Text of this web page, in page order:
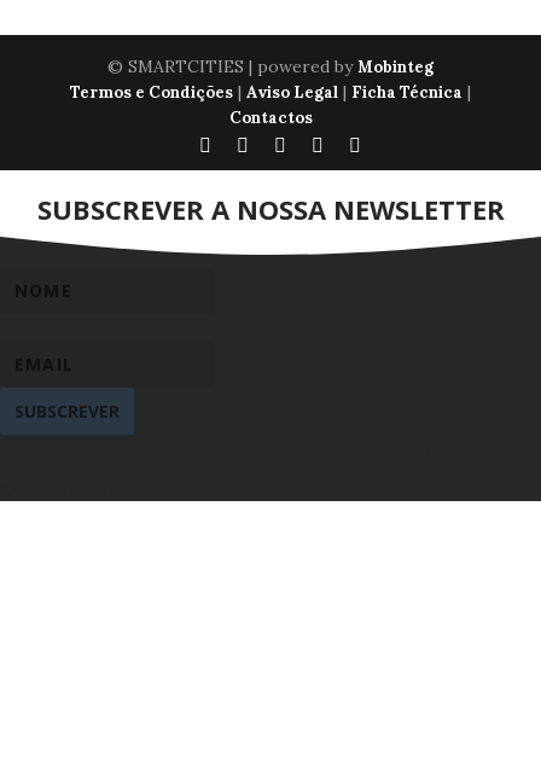
© SMARTCITIES | powered byMobinteg
Termos e Condições | Aviso Legal | Ficha Técnica |
Contactos
SUBSCREVER A NOSSA NEWSLETTER
SUBSCREVER